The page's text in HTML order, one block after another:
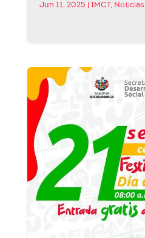
Jun 11, 2025 IMCT, Noticias